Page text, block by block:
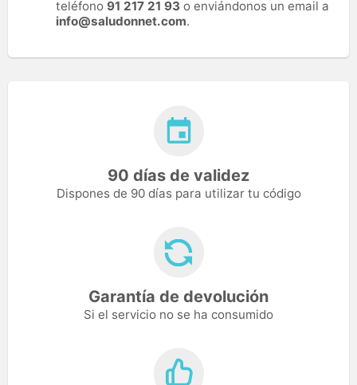
teléfono 91 217 21 93 o enviándonos un email a
info@saludonnet.com.
90 días de validez
Dispones de 90 días para utilizar tu código
Garantía de devolución
Si el servicio no se ha consumido